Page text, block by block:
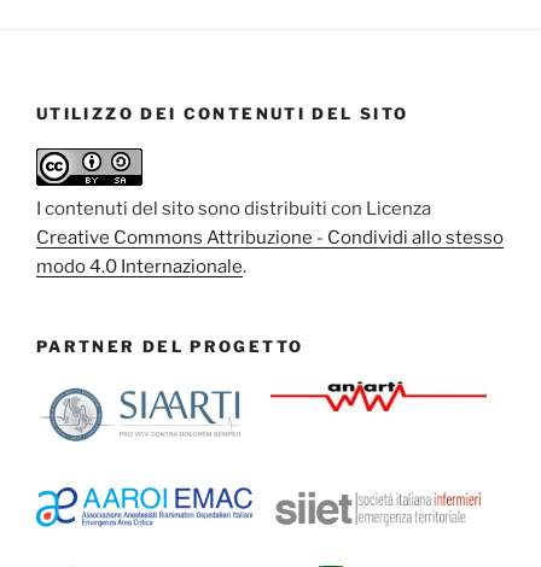
UTILIZZO DEI CONTENUTI DEL SITO
I contenuti del sito sono distribuiti con Licenza
Creative Commons Attribuzione - Condividi allo stesso
modo 4.0 Internazionale.
PARTNER DEL PROGETTO